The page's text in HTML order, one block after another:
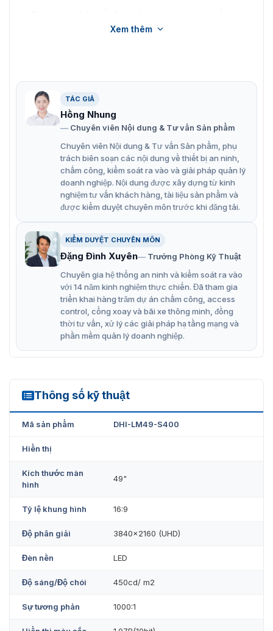
rung hoặc bóng mờ.
và sống động.
Góc xem cực rộng 178°/178° cho hiệu suất xem tổng
Thiết kế tản nhiệt chuyên nghiệp để kéo dài tuổi thọ
thiết bị.
Nguồn điện tích hợp, tiêu thụ năng lượng thấp, cực
kỳ yên tĩnh.
USB đa phương tiện, Âm thanh, RS232.
Xem thêm
TÁC GIẢ
Hồng Nhung
Chuyên viên Nội dung & Tư vấn Sản phẩm
Chuyên viên Nội dung & Tư vấn Sản phẩm, phụ
trách biên soạn các nội dung về thiết bị an ninh,
chấm công, kiểm soát ra vào và giải pháp quản lý
doanh nghiệp. Nội dung được xây dựng từ kinh
nghiệm tư vấn khách hàng, tài liệu sản phẩm và
được kiểm duyệt chuyên môn trước khi đăng tải.
KIỂM DUYỆT CHUYÊN MÔN
Đặng Đình Xuyên
Trưởng Phòng Kỹ Thuật
Chuyên gia hệ thống an ninh và kiểm soát ra vào
với 14 năm kinh nghiệm thực chiến. Đã tham gia
triển khai hàng trăm dự án chấm công, access
control, cổng xoay và bãi xe thông minh, đồng
thời tư vấn, xử lý các giải pháp hạ tầng mạng và
phần mềm quản lý doanh nghiệp.
Thông số kỹ thuật
LM49-S400
Mã sản phẩm DHI-LM49-S400
Hiển thị
Kích thước màn
hình
49"
Tỷ lệ khung hình 16:9
Độ phân giải 3840×2160 (UHD)
Đèn nền LED
Độ sáng/Độ chói 450cd/ m2
Sự tương phản 1000:1